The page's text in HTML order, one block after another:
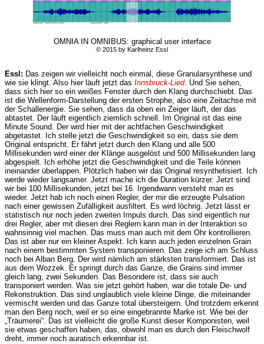
OMNIA IN OMNIBUS: graphical user interface
© 2015 by Karlheinz Essl
Essl: Das zeigen wir vielleicht noch einmal, diese Granularsynthese und
wie sie klingt. Also hier läuft jetzt das Innsbruck-Lied. Und Sie sehen,
dass sich hier so ein weißes Fenster durch den Klang durchschiebt. Das
ist die Wellenform-Darstellung der ersten Strophe, also eine Zeitachse mit
der Schallenergie. Sie sehen, dass da oben ein Zeiger läuft, der das
abtastet. Der läuft eigentlich ziemlich schnell. Im Original ist das eine
Minute Sound. Der wird hier mit der achtfachen Geschwindigkeit
abgetastet. Ich stelle jetzt die Geschwindigkeit so ein, dass sie dem
Original entspricht. Er fährt jetzt durch den Klang und alle 500
Millisekunden wird einer der Klänge ausgelöst und 500 Millisekunden lang
abgespielt. Ich erhöhe jetzt die Geschwindigkeit und die Teile können
ineinander überlappen. Plötzlich haben wir das Original resynthetisiert. Ich
werde wieder langsamer. Jetzt mache ich die Duration kürzer. Jetzt sind
wir bei 100 Millisekunden, jetzt bei 16. Irgendwann versteht man es
wieder. Jetzt hab ich noch einen Regler, der mir die erzeugte Pulsation
nach einer gewissen Zufälligkeit ausfiltert. Es wird löchrig. Jetzt lässt er
statistisch nur noch jeden zweiten Impuls durch. Das sind eigentlich nur
drei Regler, aber mit diesen drei Reglern kann man in der Interaktion so
wahnsinnig viel machen. Das muss man auch mit dem Ohr kontrollieren.
Das ist aber nur ein kleiner Aspekt. Ich kann auch jeden einzelnen Grain
nach einem bestimmten System transponieren. Das zeige ich am Schluss
noch bei Alban Berg. Der wird nämlich am stärksten transformiert. Das ist
aus dem Wozzek. Er springt durch das Ganze, die Grains sind immer
gleich lang, zwei Sekunden. Das Besondere ist, dass sie auch
transponiert werden. Was sie jetzt gehört haben, war die totale De- und
Rekonstruktion. Das sind unglaublich viele kleine Dinge, die miteinander
vermischt werden und das Ganze total übersteigern. Und trotzdem erkennt
man den Berg noch, weil er so eine eingebrannte Marke ist. Wie bei der
„Träumerei“. Das ist vielleicht die große Kunst dieser Komponisten, weil
sie etwas geschaffen haben, das, obwohl man es durch den Fleischwolf
dreht, immer noch auratisch erkennbar ist.